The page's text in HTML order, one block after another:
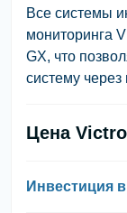
Все системы
мониторинга
GX, что
систему через
Цена
Инвестиция